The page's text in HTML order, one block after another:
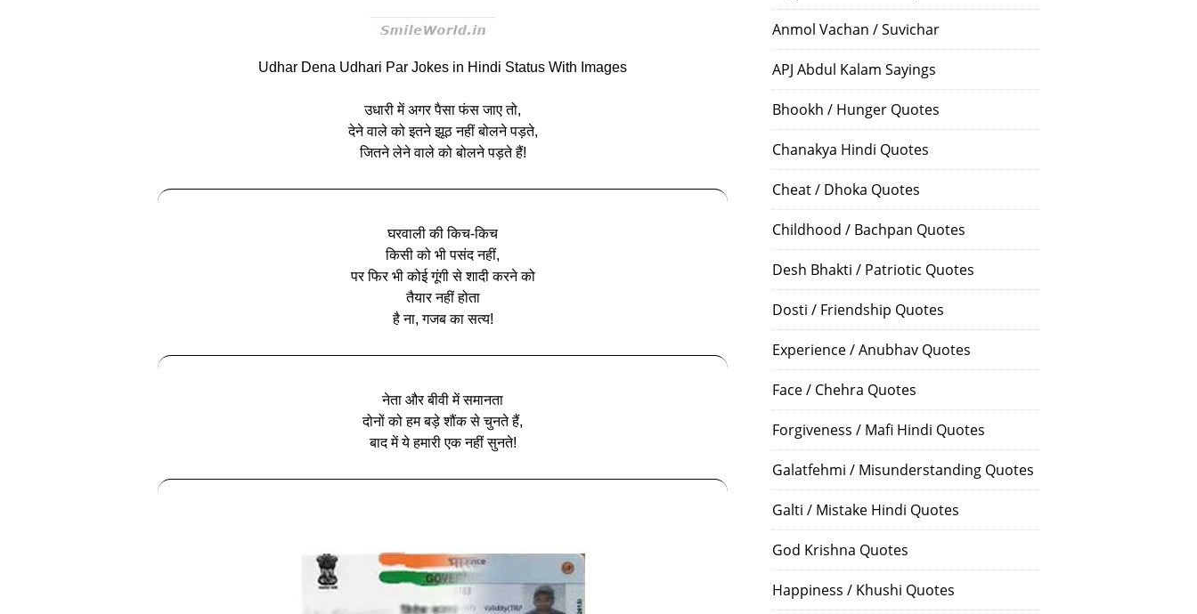
Udhar Dena Udhari Par Jokes in Hindi Status With Images
उधारी में अगर पैसा फंस जाए तो,
देने वाले को इतने झूठ नहीं बोलने पड़ते,
जितने लेने वाले को बोलने पड़ते हैं!
घरवाली की किच-किच
किसी को भी पसंद नहीं,
पर फिर भी कोई गूंगी से शादी करने को
तैयार नहीं होता
है ना, गजब का सत्य!
नेता और बीवी में समानता
दोनों को हम बड़े शौंक से चुनते हैं,
बाद में ये हमारी एक नहीं सुनते!
Anmol Vachan / Suvichar
APJ Abdul Kalam Sayings
Bhookh / Hunger Quotes
Chanakya Hindi Quotes
Cheat / Dhoka Quotes
Childhood / Bachpan Quotes
Desh Bhakti / Patriotic Quotes
Dosti / Friendship Quotes
Experience / Anubhav Quotes
Face / Chehra Quotes
Forgiveness / Mafi Hindi Quotes
Galatfehmi / Misunderstanding Quotes
Galti / Mistake Hindi Quotes
God Krishna Quotes
Happiness / Khushi Quotes